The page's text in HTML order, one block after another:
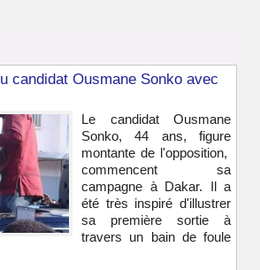
candidat Ousmane Sonko avec
Le candidat Ousmane
Sonko, 44 ans, figure
montante de l'opposition,
commencent sa
campagne à Dakar. Il a
été très inspiré d'illustrer
sa première sortie à
travers un bain de foule